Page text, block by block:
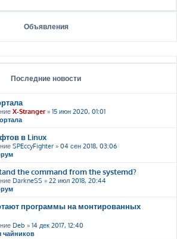
Объявления
Последние новости
X-Stranger» 15 июн 2020, 01:01
в Linux
SPEccyFighter » 04 сен 2018, 03:06
the command from the systemd?
DarkneSS » 22 июл 2018, 20:44
программы на монтированных
Deb » 14 дек 2017, 12:40
чайников